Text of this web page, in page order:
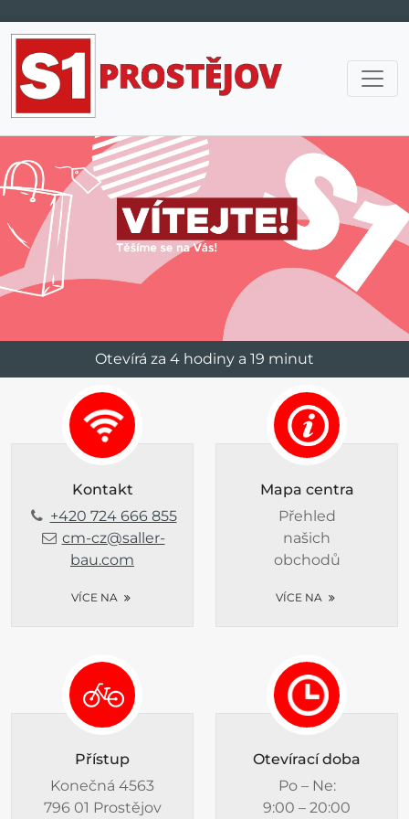
Hlavní navigace
Otevírá za 4 hodiny a 19 minut
Kontakt
+420 724 666 855
cm-cz@saller-
bau.com
VÍCE NA
Mapa centra
Přehled
našich
obchodů
VÍCE NA
Přístup
Konečná 4563
796 01 Prostějov
Otevírací doba
Po – Ne:
9:00 – 20:00